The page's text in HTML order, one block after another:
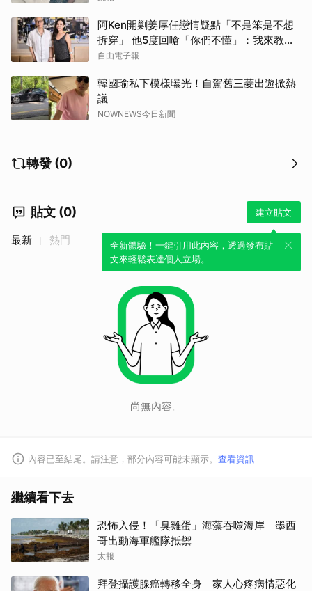
阿Ken開剿姜厚任戀情疑點「不是笨是不想
拆穿」 他5度回嗆「你們不懂」：我來教育
你們
自由電子報
韓國瑜私下模樣曝光！自駕舊三菱出遊掀熱
議
NOWNEWS今日新聞
轉發 (0)
貼文 (0) 建立貼文
全新體驗！一鍵引用此內容，透過發布貼
文來輕鬆表達個人立場。
最新 熱門
尚無內容。
內容已至結尾。請注意，部分內容可能未顯示。 查看資訊
繼續看下去
恐怖入侵！「臭雞蛋」海藻吞噬海岸 墨西
哥出動海軍艦隊抵禦
太報
拜登攝護腺癌轉移全身 家人心疼病情惡化